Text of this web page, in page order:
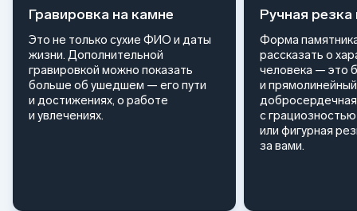
Гравировка на камне
Это не только сухие ФИО и даты
жизни. Дополнительной
гравировкой можно показать
больше об ушедшем — его пути
и достижениях, о работе
и увлечениях.
Ручная
Форма
рассказать о
человека — это
и
с
или фигурная
за вами.